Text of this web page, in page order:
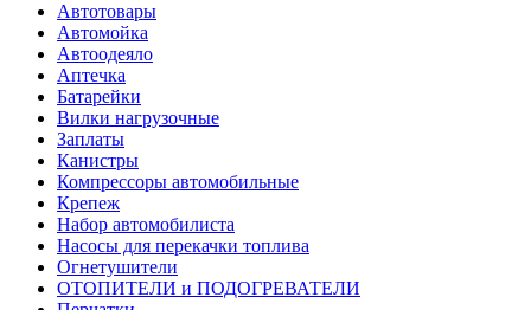
Автотовары
Автомойка
Автоодеяло
Аптечка
Батарейки
Вилки нагрузочные
Заплаты
Канистры
Компрессоры автомобильные
Крепеж
Набор автомобилиста
Насосы для перекачки топлива
Огнетушители
ОТОПИТЕЛИ и ПОДОГРЕВАТЕЛИ